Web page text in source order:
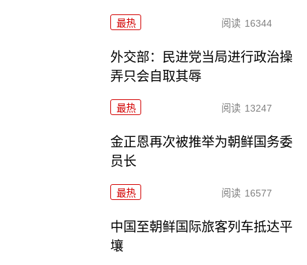
最热 阅读 16344
外交部：民进党当局进行政治操
弄只会自取其辱
最热 阅读 13247
金正恩再次被推举为朝鲜国务委
员长
最热 阅读 16577
中国至朝鲜国际旅客列车抵达平
壤